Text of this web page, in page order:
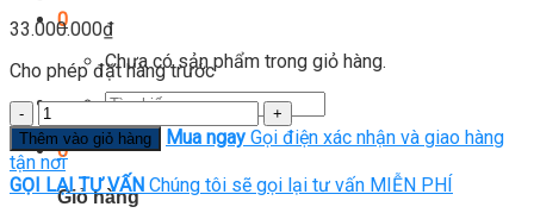
0
Chưa có sản phẩm trong giỏ hàng.
Tìm
kiếm:
0
Giỏ hàng
33.000.000₫
Cho phép đặt hàng trước
Số
lượng
Thêm vào giỏ hàng Mua ngay Gọi điện xác nhận và giao hàng
tận nơi
GỌI LẠI TƯ VẤN Chúng tôi sẽ gọi lại tư vấn MIỄN PHÍ